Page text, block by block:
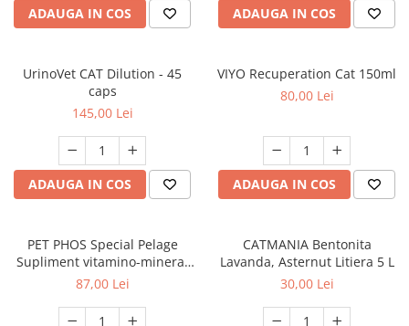
ADAUGA IN COS ADAUGA IN COS
UrinoVet CAT Dilution - 45
caps
145,00 Lei
ADAUGA IN COS
VIYO Recuperation Cat 150ml
80,00 Lei
ADAUGA IN COS
PET PHOS Special Pelage
Supliment vitamino-mineral
pentru câini, 50 tablete
87,00 Lei
CATMANIA Bentonita
Lavanda, Asternut Litiera 5 L
30,00 Lei